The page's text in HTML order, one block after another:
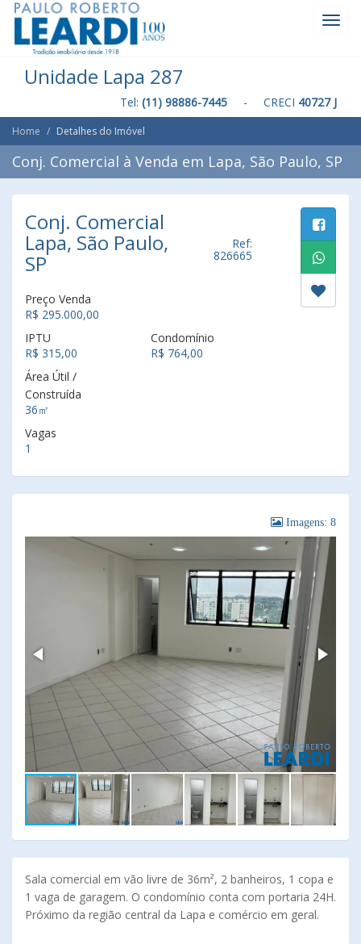
Unidade Lapa 287
Tel: (11) 98886-7445 - CRECI 40727 J
Home Detalhes do Imóvel
Conj. Comercial à Venda em Lapa, São Paulo, SP
Conj. Comercial
Lapa, São Paulo,
SP
Ref:
826665
Preço Venda
R$ 295.000,00
IPTU
R$ 315,00
Condomínio
R$ 764,00
Área Útil /
Construída
36㎡
Vagas
1
Imagens: 8
Sala comercial em vão livre de 36m², 2 banheiros, 1 copa e
1 vaga de garagem. O condomínio conta com portaria 24H.
Próximo da região central da Lapa e comércio em geral.